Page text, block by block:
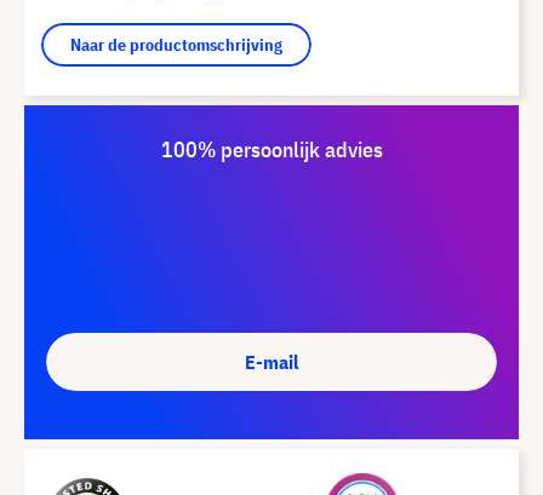
Naar de productomschrijving
100% persoonlijk advies
E-mail